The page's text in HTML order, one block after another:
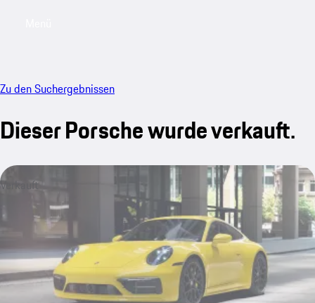
Zu den Suchergebnissen
Dieser Porsche wurde verkauft.
Verkauft